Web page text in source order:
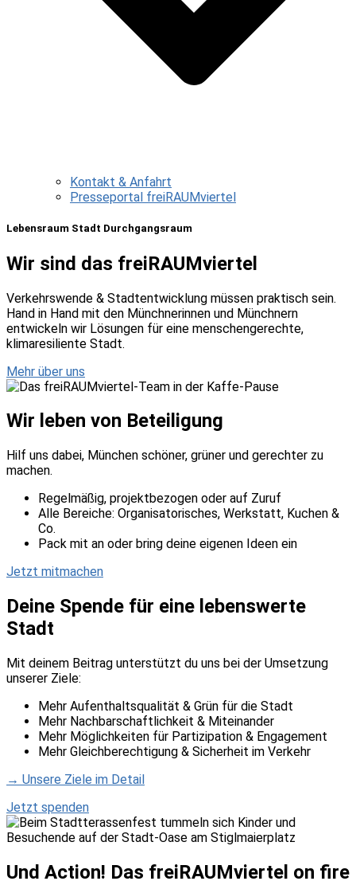
Kontakt & Anfahrt
Presseportal freiRAUMviertel
Lebensraum Stadt Durchgangsraum
Wir sind das freiRAUMviertel
Verkehrswende & Stadtentwicklung müssen praktisch sein.
Hand in Hand mit den Münchnerinnen und Münchnern
entwickeln wir Lösungen für eine menschengerechte,
klimaresiliente Stadt.
Mehr über uns
Wir leben von Beteiligung
Hilf uns dabei, München schöner, grüner und gerechter zu
machen.
Regelmäßig, projektbezogen oder auf Zuruf
Alle Bereiche: Organisatorisches, Werkstatt, Kuchen &
Co.
Pack mit an oder bring deine eigenen Ideen ein
Jetzt mitmachen
Deine Spende für eine lebenswerte
Stadt
Mit deinem Beitrag unterstützt du uns bei der Umsetzung
unserer Ziele:
Mehr Aufenthaltsqualität & Grün für die Stadt
Mehr Nachbarschaftlichkeit & Miteinander
Mehr Möglichkeiten für Partizipation & Engagement
Mehr Gleichberechtigung & Sicherheit im Verkehr
→ Unsere Ziele im Detail
Jetzt spenden
Und Action! Das freiRAUMviertel on fire